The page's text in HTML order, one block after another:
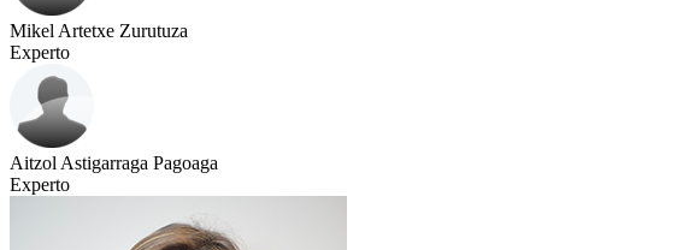
Mikel Artetxe Zurutuza
Experto
Aitzol Astigarraga Pagoaga
Experto